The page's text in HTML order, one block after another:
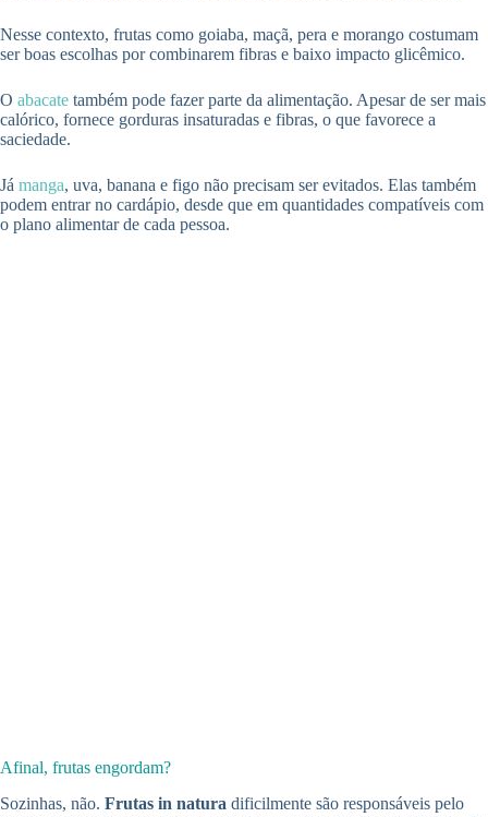
Nesse contexto, frutas como goiaba, maçã, pera e morango costumam
ser boas escolhas por combinarem fibras e baixo impacto glicêmico.
O abacate também pode fazer parte da alimentação. Apesar de ser mais
calórico, fornece gorduras insaturadas e fibras, o que favorece a
saciedade.
Já manga, uva, banana e figo não precisam ser evitados. Elas também
podem entrar no cardápio, desde que em quantidades compatíveis com
o plano alimentar de cada pessoa.
Afinal, frutas engordam?
Sozinhas, não. Frutas in natura dificilmente são responsáveis pelo